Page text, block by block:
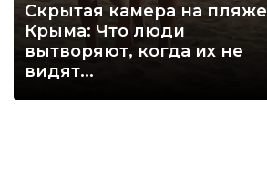
Скрытая камера на пляже
Крыма: Что люди
вытворяют, когда их не
видят...